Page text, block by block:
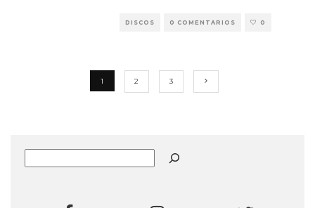
DISCOS 0 COMENTARIOS 0
1 2 3